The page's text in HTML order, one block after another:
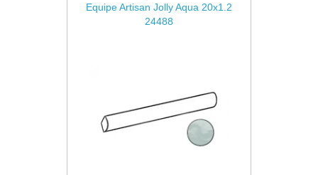
Equipe Artisan Jolly Aqua 20x1.2
24488